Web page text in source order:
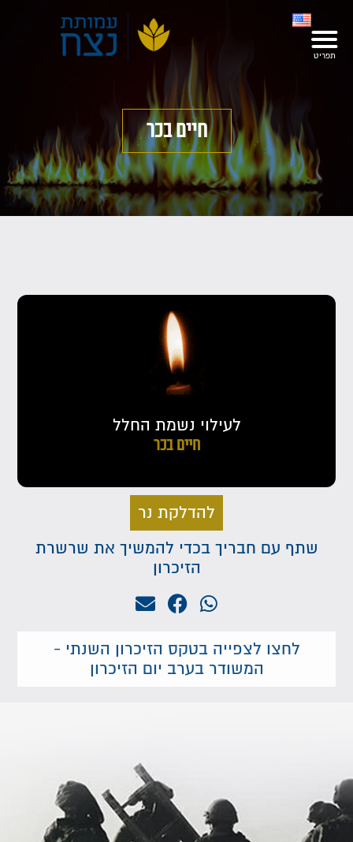
חיים בכר
לעילוי נשמת החלל
חיים בכר
להדלקת נר
שתף עם חבריך בכדי להמשיך את שרשרת
הזיכרון
לחצו לצפייה בטקס הזיכרון השנתי -
המשודר בערב יום הזיכרון